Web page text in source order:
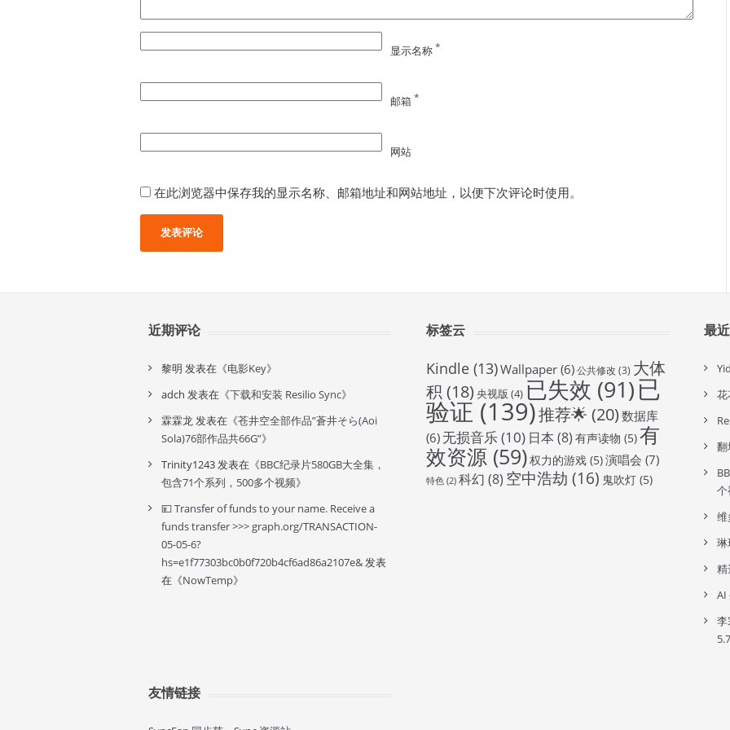
显示名称*
邮箱*
网站
在此浏览器中保存我的显示名称、邮箱地址和网站地址，以便下次评论时使用。
近期评论
黎明 发表在《电影Key》
adch 发表在《下载和安装 Resilio Sync》
霖霖龙发表在《苍井空全部作品”蒼井そら(Aoi
Sola)76部作品共66G”》
Trinity1243发表在《BBC纪录片580GB大全集，
包含71个系列，500多个视频》
💴 Transfer of funds to your name. Receive a
funds transfer >>> graph.org/TRANSACTION-
05-05-6?
hs=e1f77303bc0b0f720b4cf6ad86a2107e&发表
在《NowTemp》
标签云
Kindle (13)Wallpaper (6)公共修改 (3) 大体
积 (18) 央视版 (4) 已失效 (91)已
验证 (139)推荐🌟 (20) 数据库
(6) 无损音乐(10) 日本 (8) 有声读物 (5)有
效资源 (59)权力的游戏 (5)演唱会 (7)
特色 (2) 科幻 (8) 空中浩劫 (16) 鬼吹灯 (5)
最
花
翻
个
维
琳
精
AI
李
友情链接